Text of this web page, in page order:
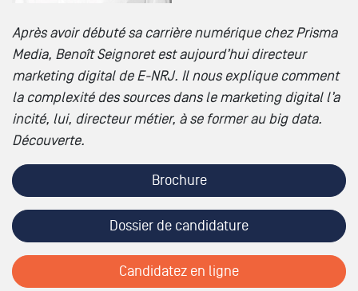
Après avoir débuté sa carrière numérique chez Prisma
Media, Benoît Seignoretest aujourd’huidirecteur
marketing digitalde E-NRJ. Il nous explique comment
la complexité des sources dans le marketing digital l’a
incité, lui, directeur métier, à se former au big data.
Découverte.
Brochure
Dossier de candidature
Candidatez en ligne